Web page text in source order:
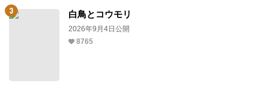
白鳥とコウモリ
2026年9月4日公開
8765